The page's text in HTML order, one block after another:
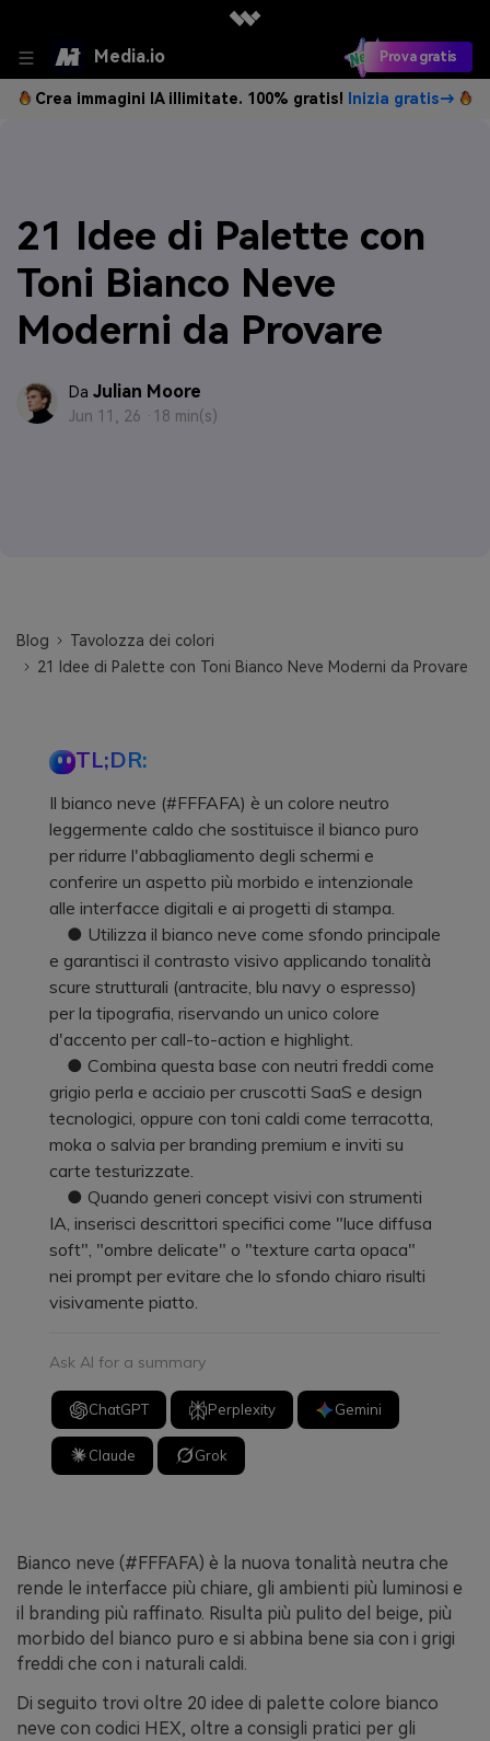
Media.io Prova gratis
Crea immagini IA illimitate. 100% gratis! Inizia gratis→
21 Idee di Palette con
Toni Bianco Neve
Moderni da Provare
Da Julian Moore
Jun 11, 26 · 18 min(s)
Blog
Tavolozza dei colori
21 Idee di Palette con Toni Bianco Neve Moderni da Provare
TL;DR:
Il bianco neve (#FFFAFA) è un colore neutro
leggermente caldo che sostituisce il bianco puro
per ridurre l'abbagliamento degli schermi e
conferire un aspetto più morbido e intenzionale
alle interfacce digitali e ai progetti di stampa.
● Utilizza il bianco neve come sfondo principale
e garantisci il contrasto visivo applicando tonalità
scure strutturali (antracite, blu navy o espresso)
per la tipografia, riservando un unico colore
d'accento per call-to-action e highlight.
● Combina questa base con neutri freddi come
grigio perla e acciaio per cruscotti SaaS e design
tecnologici, oppure con toni caldi come terracotta,
moka o salvia per branding premium e inviti su
carte testurizzate.
● Quando generi concept visivi con strumenti
IA, inserisci descrittori specifici come "luce diffusa
soft", "ombre delicate" o "texture carta opaca"
nei prompt per evitare che lo sfondo chiaro risulti
visivamente piatto.
Ask AI for a summary
ChatGPT Perplexity Gemini
Claude Grok
Bianco neve (#FFFAFA) è la nuova tonalità neutra che
rende le interfacce più chiare, gli ambienti più luminosi e
il branding più raffinato. Risulta più pulito del beige, più
morbido del bianco puro e si abbina bene sia con i grigi
freddi che con i naturali caldi.
Di seguito trovi oltre 20 idee di palette colore bianco
neve con codici HEX, oltre a consigli pratici per gli